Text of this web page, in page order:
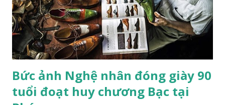
thay đổi, thì còn điều gì đó vẫn còn nguyên không? Hay nói
cách khác: khi việc tạo ra hình ảnh ngày càng dễ dàng hơn,
điều gì vẫn còn làm cho nhiếp ảnh trở nên có ý nghĩa?
Nicéphor...
Bức ảnh Nghệ nhân đóng giày 90
tuổi đoạt huy chương Bạc tại